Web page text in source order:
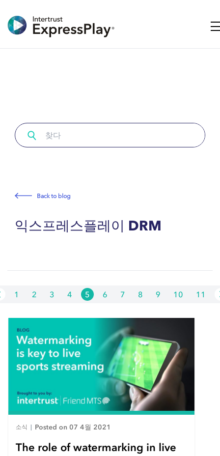
Back to blog
익스프레스플레이 DRM
1 2 3 4 5 6 7 8 9 10 11
소식 Posted on 07 4월 2021
The role of watermarking in live